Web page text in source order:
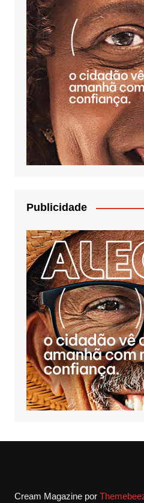
Publicidade
Cream Magazine por